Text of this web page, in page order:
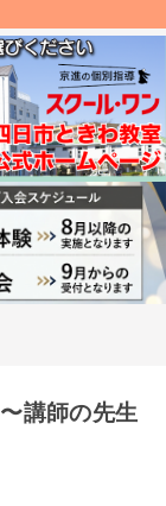
講師の先生